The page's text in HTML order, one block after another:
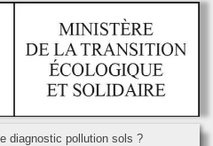
diagnostic pollution sols ?